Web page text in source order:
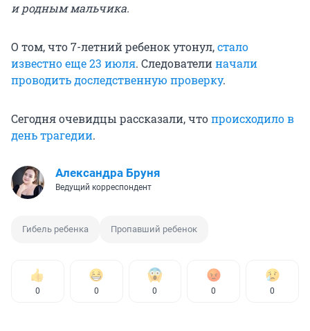
и родным мальчика.
О том, что 7-летний ребенок утонул,стало
известно еще 23 июля. Следователиначали
проводить доследственную проверку.
Сегодня очевидцы рассказали, чтопроисходило в
день трагедии.
Александра Бруня
Ведущий корреспондент
Гибель ребенка Пропавший ребенок
0 0 0 0 0